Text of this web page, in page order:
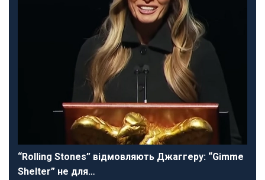
“Rolling Stones” відмовляють Джаггеру: “Gimme
Shelter” не для…